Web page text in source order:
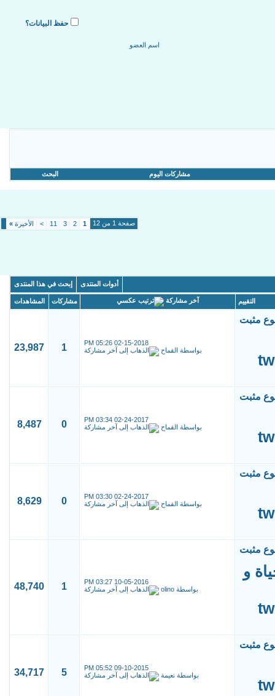
حفظ البيانات؟
مشاركات اليوم البحث
صفحة 1 من 12 1
2
3
11
> الأخيرة »
أدوات المنتدى إبحث في هذا المنتدى
التقييم آخر مشاركة مشاركات المشاهدات
02-15-2018
05:26 PM
بواسطة القماح 1
23,987
02-24-2017
03:34 PM
بواسطة القماح 0
8,487
02-24-2017
03:30 PM
بواسطة القماح 0
8,629
و
10-05-2016
03:27 PM
بواسطة olino
1
48,740
09-10-2015
05:52 PM
بواسطة نعيمة 5
34,717